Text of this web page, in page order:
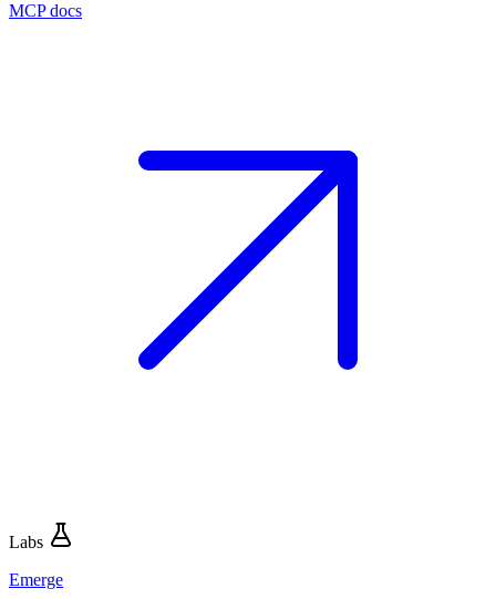
MCP docs
Labs
Emerge